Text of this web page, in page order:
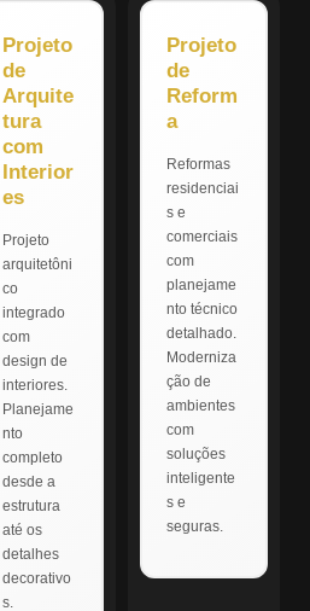
Projeto
de
Arquite
tura
com
Interior
es
Projeto
arquitetôni
co
integrado
com
design de
interiores.
Planejame
nto
completo
desde a
estrutura
até os
detalhes
decorativo
s.
Projeto
de
Reform
a
Reformas
residenciai
s e
comerciais
com
planejame
nto técnico
detalhado.
Moderniza
ção de
ambientes
com
soluções
inteligente
s e
seguras.